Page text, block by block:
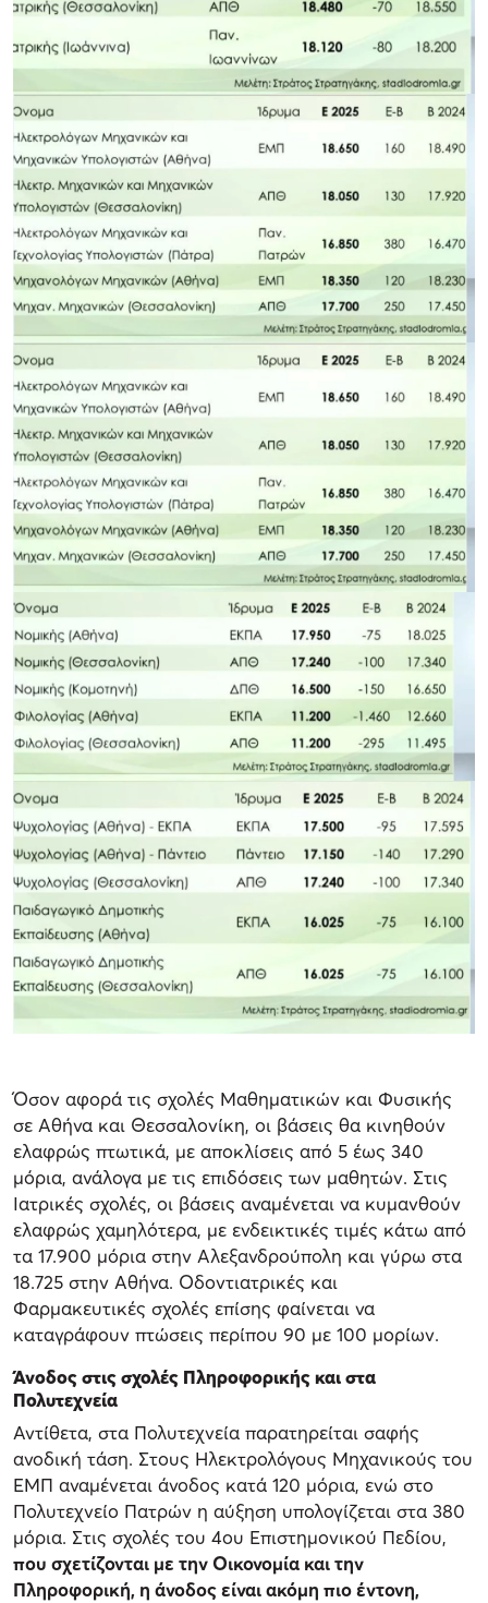
Όσον αφορά τις σχολές Μαθηματικών και Φυσικής
σε Αθήνα και Θεσσαλονίκη, οι βάσεις θα κινηθούν
ελαφρώς πτωτικά, με αποκλίσεις από 5 έως 340
μόρια, ανάλογα με τις επιδόσεις των μαθητών. Στις
Ιατρικές σχολές, οι βάσεις αναμένεται να κυμανθούν
ελαφρώς χαμηλότερα, με ενδεικτικές τιμές κάτω από
τα 17.900 μόρια στην Αλεξανδρούπολη και γύρω στα
18.725 στην Αθήνα. Οδοντιατρικές και
Φαρμακευτικές σχολές επίσης φαίνεται να
καταγράφουν πτώσεις περίπου 90 με 100 μορίων.
Άνοδος στις σχολές Πληροφορικής και στα
Πολυτεχνεία
Αντίθετα, στα Πολυτεχνεία παρατηρείται σαφής
ανοδική τάση. Στους Ηλεκτρολόγους Μηχανικούς του
ΕΜΠ αναμένεται άνοδος κατά 120 μόρια, ενώ στο
Πολυτεχνείο Πατρών η αύξηση υπολογίζεται στα 380
μόρια. Στις σχολές του 4ου Επιστημονικού Πεδίου,
που σχετίζονται με την Οικονομία και την
Πληροφορική, η άνοδος είναι ακόμη πιο έντονη,